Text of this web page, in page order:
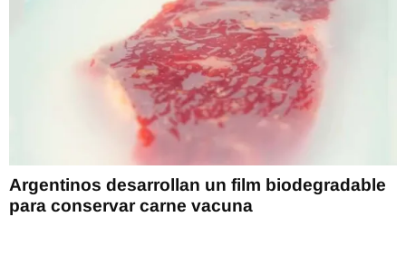
Argentinos desarrollan un film biodegradable
para conservar carne vacuna